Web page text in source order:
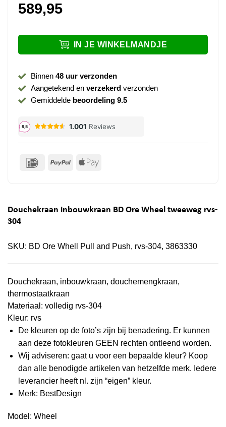
589,95
IN JE WINKELMANDJE
Binnen 48 uur verzonden
Aangetekend en verzekerdverzonden
Gemiddelde beoordeling 9.5
IDeal PayPal Apple
Douchekraan inbouwkraan BD Ore Wheel tweeweg rvs-
304
SKU: BD Ore Whell Pull and Push, rvs-304, 3863330
Douchekraan, inbouwkraan, douchemengkraan,
thermostaatkraan
Materiaal: volledig rvs-304
Kleur: rvs
De kleuren op de foto’s zijn bij benadering. Er kunnen
aan deze fotokleuren GEEN rechten ontleend worden.
Wij adviseren: gaat u voor een bepaalde kleur? Koop
dan alle benodigde artikelen van hetzelfde merk. Iedere
leverancier heeft nl. zijn “eigen” kleur.
Merk: BestDesign
Model: Wheel